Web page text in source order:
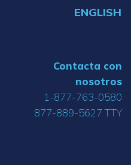
ENGLISH
Contacta con
nosotros
1-877-763-0580
877-889-5627 TTY